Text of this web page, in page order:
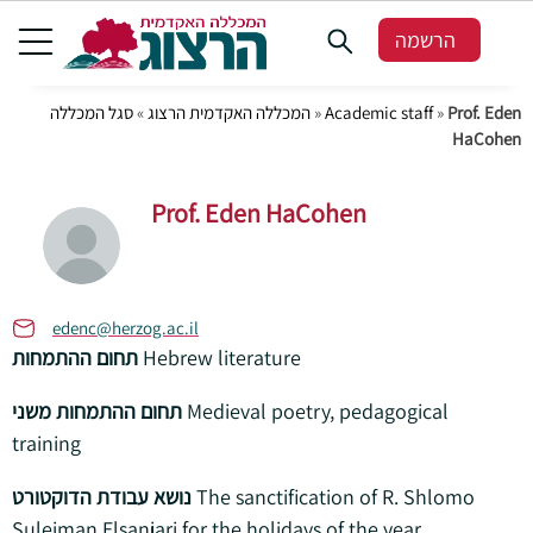
הרשמה
המכללה האקדמית הרצוג »סגל המכללה »Academic staff» Prof. Eden
HaCohen
Prof. Eden HaCohen
edenc@herzog.ac.il
Hebrew literature
Medieval poetry, pedagogical
training
The sanctification of R. Shlomo